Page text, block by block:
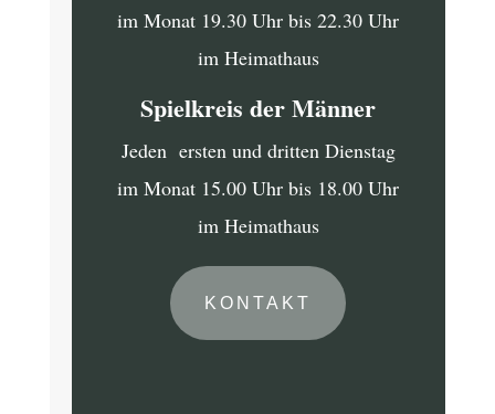
im Monat 19.30 Uhr bis 22.30 Uhr
im Heimathaus
Spielkreis der Männer
Jeden ersten und dritten Dienstag
im Monat 15.00 Uhr bis 18.00 Uhr
im Heimathaus
KONTAKT